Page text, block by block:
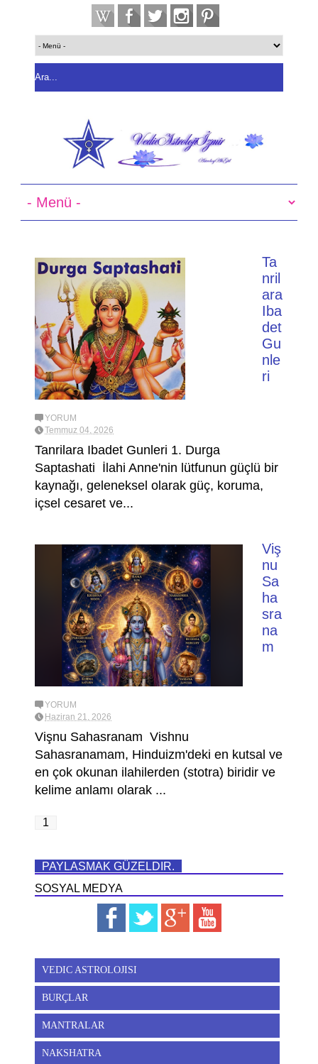
Ta
nril
ara
Iba
det
Gu
nle
ri
YORUM
Temmuz 04, 2026
Tanrilara Ibadet Gunleri 1. Durga
Saptashati İlahi Anne'nin lütfunun güçlü bir
kaynağı, geleneksel olarak güç, koruma,
içsel cesaret ve...
Viş
nu
Sa
ha
sra
na
m
YORUM
Haziran 21, 2026
Vişnu Sahasranam Vishnu
Sahasranamam, Hinduizm'deki en kutsal ve
en çok okunan ilahilerden (stotra) biridir ve
kelime anlamı olarak ...
1
PAYLASMAK GÜZELDIR.
SOSYAL MEDYA
VEDIC ASTROLOJISI
BURÇLAR
MANTRALAR
NAKSHATRA